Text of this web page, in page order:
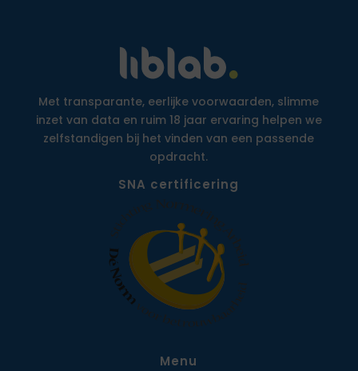
Met transparante, eerlijke voorwaarden, slimme
inzet van data en ruim 18 jaar ervaring helpen we
zelfstandigen bij het vinden van een passende
opdracht.
SNA certificering
Menu